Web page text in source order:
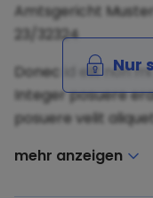
Amtsgericht
23/32324
Donec id elit non
Integer posuere
posuere velit aliquet.
Nur
mehr anzeigen